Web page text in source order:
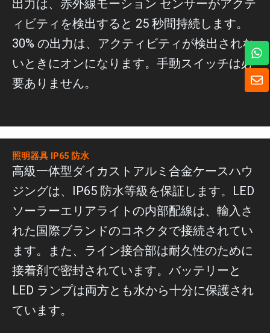
出力は、赤外線モーション センサーがアクテ
ィビティを検出すると 25 秒間持続します。
30% の出力は、アクティビティが検出されな
いときにオンになります。手動スイッチは必
要ありません。
照明器具 IP65 防水
高級一体型ダイカストアルミ合金ケースハウ
ジングは、IP65 防水等級を保証します。LED
ソーラーエリアライトの内部配線は、輸入さ
れた国際ブランドのコネクタで接続されてい
ます。また、ライン接合部は耐久性のために
接着剤で密封されています。バッテリーと
LED ランプは両方とも水から十分に保護され
ています。
封
筒
ワ
ッ
ツ
ア
ッ